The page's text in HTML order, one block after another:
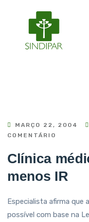
MARÇO 22, 2004
COMENTÁRIO
Clínica
menos IR
Especialista afirma que
possível com base na